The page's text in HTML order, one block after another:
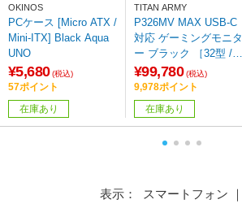
OKINOS
PCケース [Micro ATX /
Mini-ITX] Black Aqua
UNO
¥5,680 (税込)
57ポイント
在庫あり
TITAN ARMY
P326MV MAX USB-C
対応 ゲーミングモニタ
ー ブラック ［32型 /4
K(3840×2160） /ワイ
ド /320Hz］
¥99,780 (税込)
9,978ポイント
在庫あり
表示： スマートフォン ｜